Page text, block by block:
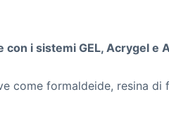
i sistemi GEL, Acrygel e
come formaldeide, resina di